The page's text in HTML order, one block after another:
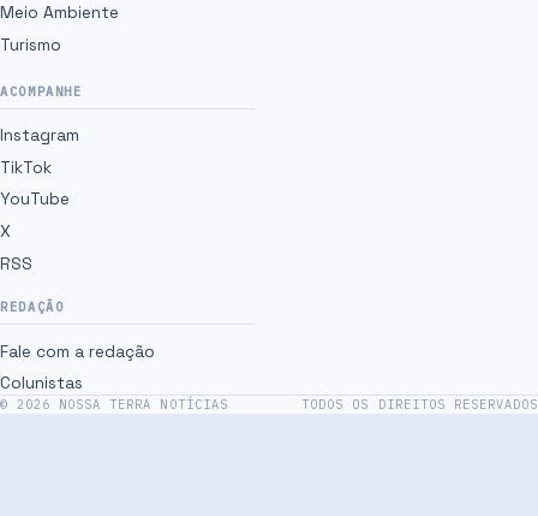
Meio Ambiente
Turismo
ACOMPANHE
Instagram
TikTok
YouTube
X
RSS
REDAÇÃO
Fale com a redação
Colunistas
©2026 NOSSA TERRA NOTÍCIAS TODOS OS DIREITOS RESERVADOS